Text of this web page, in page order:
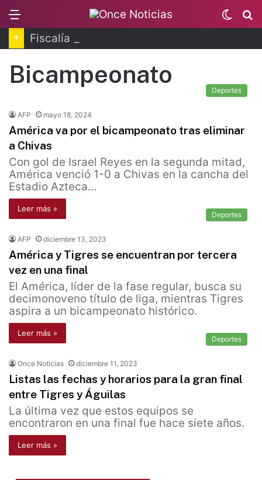
Switch
skin
Bicampeonato
Deportes
AFP mayo 18, 2024
América va por el bicampeonato tras eliminar
a Chivas
Con gol de Israel Reyes en la segunda mitad,
América venció 1-0 a Chivas en la cancha del
Estadio Azteca…
Leer más »
Deportes
AFP diciembre 13, 2023
América y Tigres se encuentran por tercera
vez en una final
El América, líder de la fase regular, busca su
decimonoveno título de liga, mientras Tigres
aspira a un bicampeonato histórico.
Leer más »
Deportes
Once Noticias diciembre 11, 2023
Listas las fechas y horarios para la gran final
entre Tigres y Águilas
La última vez que estos equipos se
encontraron en una final fue hace siete años.
Leer más »